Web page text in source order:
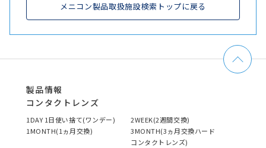
メニコン製品取扱施設検索トップに戻る
製品情報
コンタクトレンズ
1DAY 1日使い捨て(ワンデー)
2WEEK(2週間交換)
1MONTH(1ヵ月交換)
3MONTH(3ヵ月交換ハード
コンタクトレンズ)